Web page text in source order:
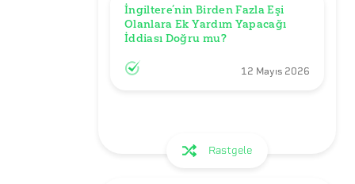
İngiltere’nin Birden Fazla Eşi
Olanlara Ek Yardım Yapacağı
İddiası Doğru mu?
12 Mayıs 2026
Rastgele